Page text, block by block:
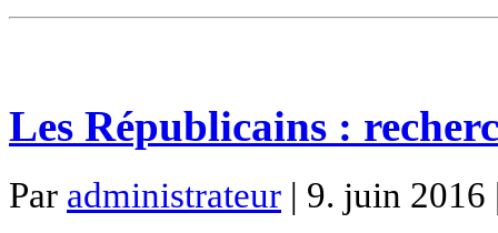
Les Républicains :
Par administrateur | 9. juin